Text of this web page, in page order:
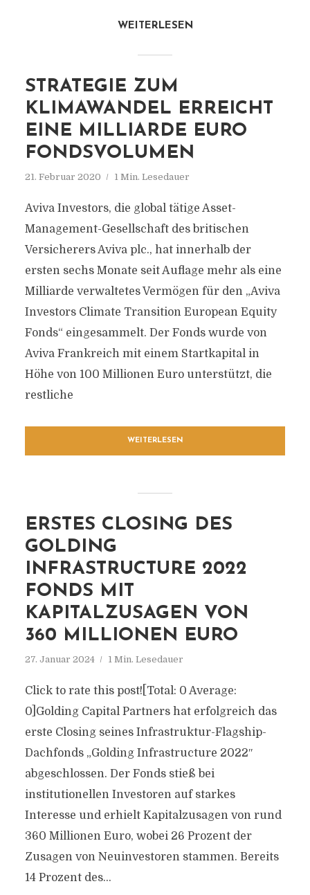
WEITERLESEN
STRATEGIE ZUM
KLIMAWANDEL ERREICHT
EINE MILLIARDE EURO
FONDSVOLUMEN
21. Februar 2020 1 Min. Lesedauer
Aviva Investors, die global tätige Asset-
Management-Gesellschaft des britischen
Versicherers Aviva plc., hat innerhalb der
ersten sechs Monate seit Auflage mehr als eine
Milliarde verwaltetes Vermögen für den „Aviva
Investors Climate Transition European Equity
Fonds“ eingesammelt. Der Fonds wurde von
Aviva Frankreich mit einem Startkapital in
Höhe von 100 Millionen Euro unterstützt, die
restliche
WEITERLESEN
ERSTES CLOSING DES
GOLDING
INFRASTRUCTURE 2022
FONDS MIT
KAPITALZUSAGEN VON
360 MILLIONEN EURO
27. Januar 2024 1 Min. Lesedauer
Click to rate this post![Total: 0 Average:
0]Golding Capital Partners hat erfolgreich das
erste Closing seines Infrastruktur-Flagship-
Dachfonds „Golding Infrastructure 2022″
abgeschlossen. Der Fonds stieß bei
institutionellen Investoren auf starkes
Interesse und erhielt Kapitalzusagen von rund
360 Millionen Euro, wobei 26 Prozent der
Zusagen von Neuinvestoren stammen. Bereits
14 Prozent des...